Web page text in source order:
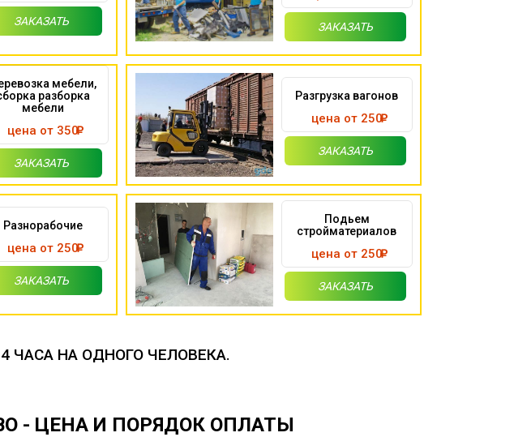
ЗАКАЗАТЬ ЗАКАЗАТЬ
мебели,
разборка
мебели
цена от 350
ЗАКАЗАТЬ
Разгрузка вагонов
цена от 250
ЗАКАЗАТЬ
Разнорабочие
цена от 250
ЗАКАЗАТЬ
Подьем
стройматериалов
цена от 250
ЗАКАЗАТЬ
ЧАСА НА ОДНОГО ЧЕЛОВЕКА.
- ЦЕНА И ПОРЯДОК ОПЛАТЫ